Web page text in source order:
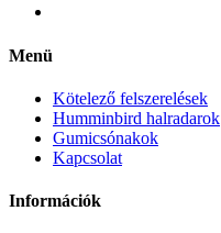
Menü
Kötelező felszerelések
Humminbird halradarok
Gumicsónakok
Kapcsolat
Információk